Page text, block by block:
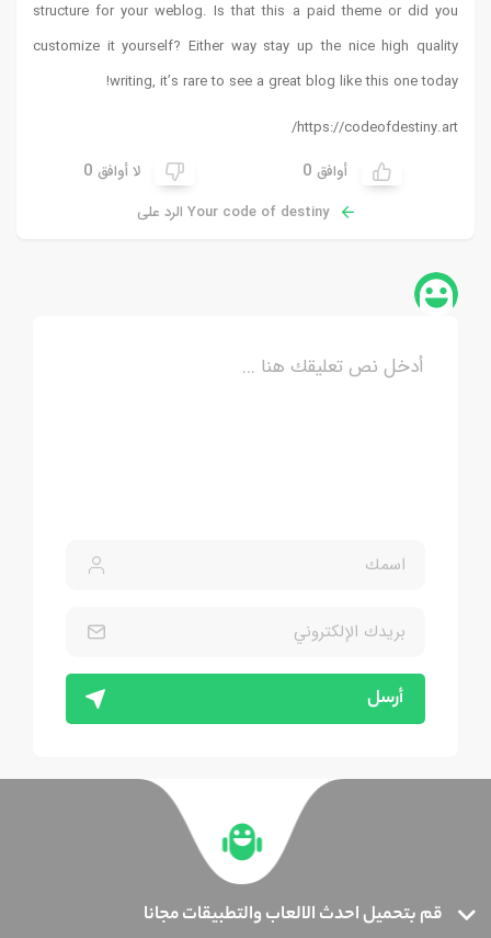
structure for your weblog. Is that this a paid theme or did you
customize it yourself? Either way stay up the nice high quality
writing, it’s rare to see a great blog like this one today
!
https://codeofdestiny.art/
أوافق 0 لا أوافق 0
Your code of destiny الرد على
أرسل
قم بتحميل احدث الالعاب والتطبيقات مجانا